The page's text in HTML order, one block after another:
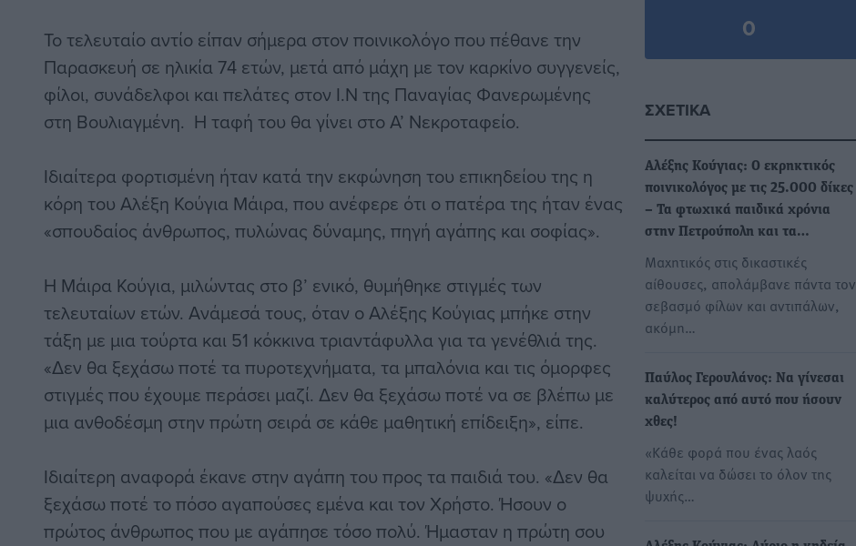
Το τελευταίο αντίο είπαν σήμερα στον ποινικολόγο που πέθανε την
Παρασκευή σε ηλικία 74 ετών, μετά από μάχη με τον καρκίνο συγγενείς,
φίλοι, συνάδελφοι και πελάτες στον Ι.Ν της Παναγίας Φανερωμένης
στη Βουλιαγμένη. Η ταφή του θα γίνει στο Α’ Νεκροταφείο.
Ιδιαίτερα φορτισμένη ήταν κατά την εκφώνηση του επικηδείου της η
κόρη του Αλέξη Κούγια Μάιρα, που ανέφερε ότι ο πατέρα της ήταν ένας
«σπουδαίος άνθρωπος, πυλώνας δύναμης, πηγή αγάπης και σοφίας».
Η Μάιρα Κούγια, μιλώντας στο β’ ενικό, θυμήθηκε στιγμές των
τελευταίων ετών. Ανάμεσά τους, όταν ο Αλέξης Κούγιας μπήκε στην
τάξη με μια τούρτα και 51 κόκκινα τριαντάφυλλα για τα γενέθλιά της.
«Δεν θα ξεχάσω ποτέ τα πυροτεχνήματα, τα μπαλόνια και τις όμορφες
στιγμές που έχουμε περάσει μαζί. Δεν θα ξεχάσω ποτέ να σε βλέπω με
μια ανθοδέσμη στην πρώτη σειρά σε κάθε μαθητική επίδειξη», είπε.
Ιδιαίτερη αναφορά έκανε στην αγάπη του προς τα παιδιά του. «Δεν θα
ξεχάσω ποτέ το πόσο αγαπούσες εμένα και τον Χρήστο. Ήσουν ο
πρώτος άνθρωπος που με αγάπησε τόσο πολύ. Ήμασταν η πρώτη σου
0
ΣΧΕΤΙΚΆ
Αλέξης Κούγιας: Ο εκρηκτικός
ποινικολόγος με τις 25.000 δίκες
– Τα φτωχικά παιδικά χρόνια
στην Πετρούπολη και τα…
Μαχητικός στις δικαστικές
αίθουσες, απολάμβανε πάντα τον
σεβασμό φίλων και αντιπάλων,
ακόμη…
Παύλος Γερουλάνος: Να γίνεσαι
καλύτερος από αυτό που ήσουν
χθες!
«Κάθε φορά που ένας λαός
καλείται να δώσει το όλον της
ψυχής…